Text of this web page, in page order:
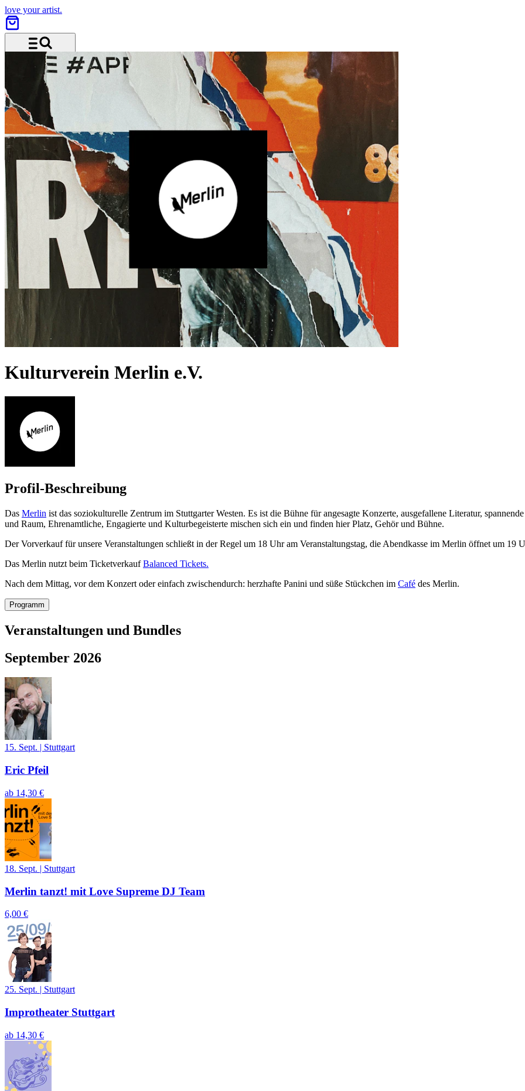
love your artist.
Menü und Suche
Kulturverein Merlin e.V.
Profil-Beschreibung
Das Merlin ist das soziokulturelle Zentrum im Stuttgarter Westen. Es ist die Bühne für angesagte Konzerte, ausgefallene Literatur,
und Raum, Ehrenamtliche, Engagierte und Kulturbegeisterte mischen sich ein und finden hier Platz, Gehör und Bühne.
Der Vorverkauf für unsere Veranstaltungen schließt in der Regel um 18 Uhr am Veranstaltungstag, die Abendkasse im Merlin öffnet um 19
Das Merlin nutzt beim TicketverkaufBalanced Tickets.
Nach dem Mittag, vor dem Konzert oder einfach zwischendurch: herzhafte Panini und süße Stückchen im Café des Merlin.
Programm
Veranstaltungen und Bundles
September 2026
15. Sept. | Stuttgart
Eric Pfeil
ab 14,30 €
18. Sept. | Stuttgart
Merlin tanzt! mit Love Supreme DJ Team
6,00 €
25. Sept. | Stuttgart
Improtheater Stuttgart
ab 14,30 €